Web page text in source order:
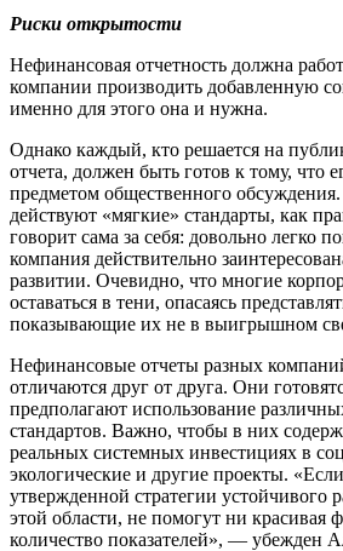
Риски открытости
Нефинансовая отчетность должна
компании производить добавленную
именно для этого она и нужна.
Однако каждый, кто решается на
отчета, должен быть готов к тому, что
предметом общественного
действуют «мягкие» стандарты, как
говорит сама за себя: довольно легко
компания действительно
развитии. Очевидно, что многие
оставаться в тени, опасаясь
показывающие их не в выигрышном
Нефинансовые отчеты разных
отличаются друг от друга. Они
предполагают использование
стандартов. Важно, чтобы в них
реальных системных инвестициях в
экологические и другие проекты.
утвержденной стратегии устойчивого
этой области, не помогут ни красивая
количество показателей», — убежден